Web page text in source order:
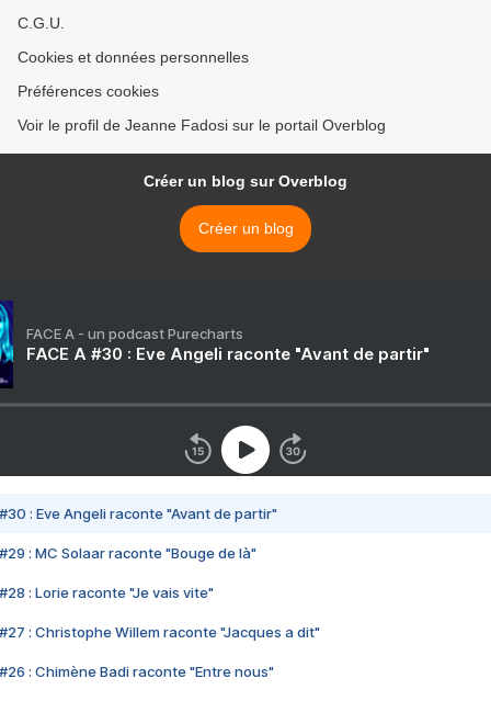
C.G.U.
Cookies et données personnelles
Préférences cookies
Voir le profil de Jeanne Fadosi sur le portail Overblog
Créer un blog sur Overblog
Créer un blog
FACE A - un podcast Purecharts
FACE A #30 : Eve Angeli raconte "Avant de partir"
#30 : Eve Angeli raconte "Avant de partir"
#29 : MC Solaar raconte "Bouge de là"
#28 : Lorie raconte "Je vais vite"
#27 : Christophe Willem raconte "Jacques a dit"
#26 : Chimène Badi raconte "Entre nous"